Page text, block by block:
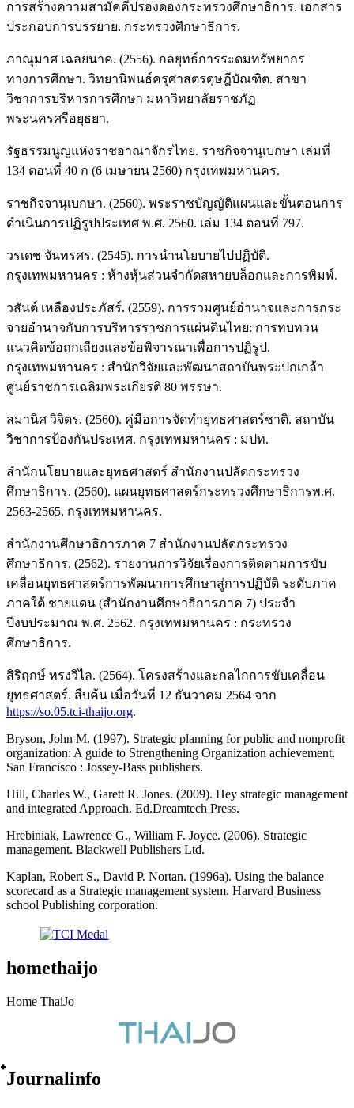
การสร้างความสามัคคีปรองดองกระทรวงศึกษาธิการ. เอกสาร
ประกอบการบรรยาย. กระทรวงศึกษาธิการ.
ภาณุมาศ เฉลยนาค. (2556). กลยุทธ์การระดมทรัพยากร
ทางการศึกษา. วิทยานิพนธ์ครุศาสตรดุษฎีบัณฑิต. สาขา
วิชาการบริหารการศึกษา มหาวิทยาลัยราชภัฏ
พระนครศรีอยุธยา.
รัฐธรรมนูญแห่งราชอาณาจักรไทย. ราชกิจจานุเบกษา เล่มที่
134 ตอนที่ 40 ก (6 เมษายน 2560) กรุงเทพมหานคร.
ราชกิจจานุเบกษา. (2560). พระราชบัญญัติแผนและขั้นตอนการ
ดำเนินการปฏิรูปประเทศ พ.ศ. 2560. เล่ม 134 ตอนที่ 797.
วรเดช จันทรศร. (2545). การนำนโยบายไปปฏิบัติ.
กรุงเทพมหานคร : ห้างหุ้นส่วนจำกัดสหายบล็อกและการพิมพ์.
วสันต์ เหลืองประภัสร์. (2559). การรวมศูนย์อำนาจและการกระ
จายอำนาจกับการบริหารราชการแผ่นดินไทย: การทบทวน
แนวคิดข้อถกเถียงและข้อพิจารณาเพื่อการปฏิรูป.
กรุงเทพมหานคร : สำนักวิจัยและพัฒนาสถาบันพระปกเกล้า
ศูนย์ราชการเฉลิมพระเกียรติ 80 พรรษา.
สมานิศ วิจิตร. (2560). คู่มือการจัดทำยุทธศาสตร์ชาติ. สถาบัน
วิชาการป้องกันประเทศ. กรุงเทพมหานคร : มปท.
สำนักนโยบายและยุทธศาสตร์ สำนักงานปลัดกระทรวง
ศึกษาธิการ. (2560). แผนยุทธศาสตร์กระทรวงศึกษาธิการพ.ศ.
2563-2565. กรุงเทพมหานคร.
สำนักงานศึกษาธิการภาค 7 สำนักงานปลัดกระทรวง
ศึกษาธิการ. (2562). รายงานการวิจัยเรื่องการติดตามการขับ
เคลื่อนยุทธศาสตร์การพัฒนาการศึกษาสู่การปฏิบัติ ระดับภาค
ภาคใต้ ชายแดน (สำนักงานศึกษาธิการภาค 7) ประจำ
ปีงบประมาณ พ.ศ. 2562. กรุงเทพมหานคร : กระทรวง
ศึกษาธิการ.
สิริฤกษ์ ทรงวิไล. (2564). โครงสร้างและกลไกการขับเคลื่อน
ยุทธศาสตร์. สืบค้น เมื่อวันที่ 12 ธันวาคม 2564 จาก
https://so.05.tci-thaijo.org.
Bryson, John M. (1997). Strategic planning for public and nonprofit
organization: A guide to Strengthening Organization achievement.
San Francisco : Jossey-Bass publishers.
Hill, Charles W., Garett R. Jones. (2009). Hey strategic management
and integrated Approach. Ed.Dreamtech Press.
Hrebiniak, Lawrence G., William F. Joyce. (2006). Strategic
management. Blackwell Publishers Ltd.
Kaplan, Robert S., David P. Nortan. (1996a). Using the balance
scorecard as a Strategic management system. Harvard Business
school Publishing corporation.
homethaijo
Home ThaiJo
๋Journalinfo